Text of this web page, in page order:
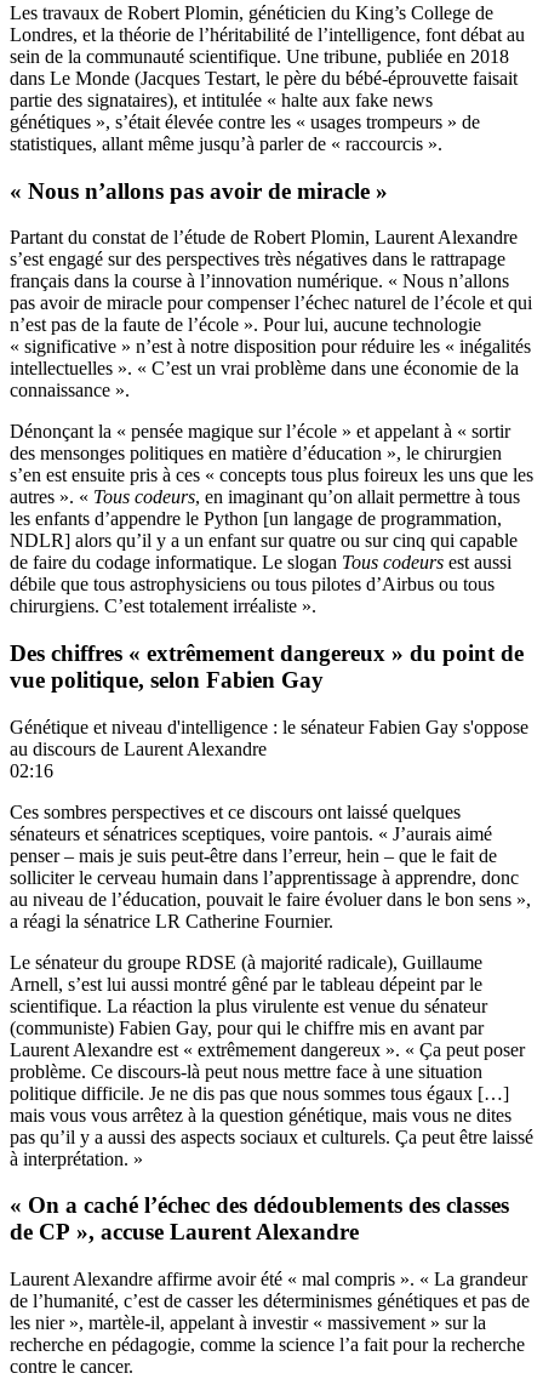
Les travaux de Robert Plomin, généticien du King’s College de
Londres, et la théorie de l’héritabilité de l’intelligence, font débat au
sein de la communauté scientifique. Une tribune, publiée en 2018
dans Le Monde (Jacques Testart, le père du bébé-éprouvette faisait
partie des signataires), et intitulée « halte aux fake news
génétiques », s’était élevée contre les « usages trompeurs » de
statistiques, allant même jusqu’à parler de « raccourcis ».
« Nous n’allons pas avoir de miracle »
Partant du constat de l’étude de Robert Plomin, Laurent Alexandre
s’est engagé sur des perspectives très négatives dans le rattrapage
français dans la course à l’innovation numérique. « Nous n’allons
pas avoir de miracle pour compenser l’échec naturel de l’école et qui
n’est pas de la faute de l’école ». Pour lui, aucune technologie
« significative » n’est à notre disposition pour réduire les « inégalités
intellectuelles ». « C’est un vrai problème dans une économie de la
connaissance ».
Dénonçant la « pensée magique sur l’école » et appelant à « sortir
des mensonges politiques en matière d’éducation », le chirurgien
s’en est ensuite pris à ces « concepts tous plus foireux les uns que les
autres ». « Tous codeurs, en imaginant qu’on allait permettre à tous
les enfants d’appendre le Python [un langage de programmation,
NDLR] alors qu’il y a un enfant sur quatre ou sur cinq qui capable
de faire du codage informatique. Le slogan Tous codeurs est aussi
débile que tous astrophysiciens ou tous pilotes d’Airbus ou tous
chirurgiens. C’est totalement irréaliste ».
Des chiffres « extrêmement dangereux » du point de
vue politique, selon Fabien Gay
Génétique et niveau d'intelligence : le sénateur Fabien Gay s'oppose
au discours de Laurent Alexandre
02:16
Ces sombres perspectives et ce discours ont laissé quelques
sénateurs et sénatrices sceptiques, voire pantois. « J’aurais aimé
penser – mais je suis peut-être dans l’erreur, hein – que le fait de
solliciter le cerveau humain dans l’apprentissage à apprendre, donc
au niveau de l’éducation, pouvait le faire évoluer dans le bon sens »,
a réagi la sénatrice LR Catherine Fournier.
Le sénateur du groupe RDSE (à majorité radicale), Guillaume
Arnell, s’est lui aussi montré gêné par le tableau dépeint par le
scientifique. La réaction la plus virulente est venue du sénateur
(communiste) Fabien Gay, pour qui le chiffre mis en avant par
Laurent Alexandre est « extrêmement dangereux ». « Ça peut poser
problème. Ce discours-là peut nous mettre face à une situation
politique difficile. Je ne dis pas que nous sommes tous égaux […]
mais vous vous arrêtez à la question génétique, mais vous ne dites
pas qu’il y a aussi des aspects sociaux et culturels. Ça peut être laissé
à interprétation. »
« On a caché l’échec des dédoublements des classes
de CP », accuse Laurent Alexandre
Laurent Alexandre affirme avoir été « mal compris ». « La grandeur
de l’humanité, c’est de casser les déterminismes génétiques et pas de
les nier », martèle-il, appelant à investir « massivement » sur la
recherche en pédagogie, comme la science l’a fait pour la recherche
contre le cancer.